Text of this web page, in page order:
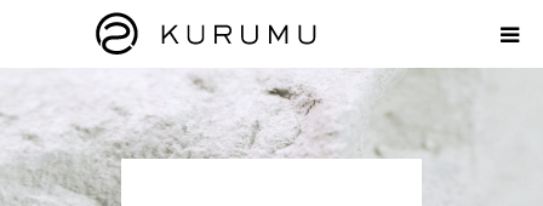
HOME
ABOUT